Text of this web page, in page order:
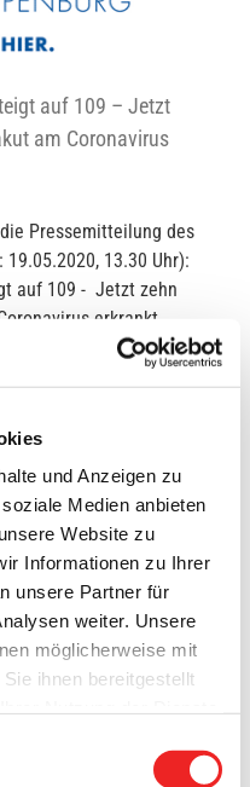
und Anzeigen zu
Medien anbieten
Website zu
Informationen zu Ihrer
unsere Partner für
weiter. Unsere
möglicherweise mit
ihnen bereitgestellt
gesetzt.
auf 109 – Jetzt
am Coronavirus
Pressemitteilung des
13.30 Uhr):
auf 109 - Jetzt zehn
erkrankt
der positiv auf das